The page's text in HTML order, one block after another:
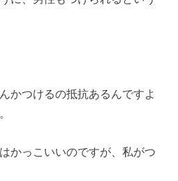
かつけるの抵抗あるんですよ
かっこいいのですが、私がつ